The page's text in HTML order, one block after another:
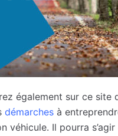
également sur ce site
démarches à
véhicule. Il pourra